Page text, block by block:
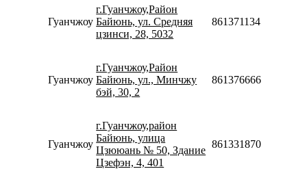
Гуанчжоу
г.Гуанчжоу,Район
Байюнь, ул. Средняя
цзинси, 28, 5032
8613711345915
Гуанчжоу
г.Гуанчжоу,Район
Байюнь, ул., Минчжу
бэй, 30, 2
8613766660203
Гуанчжоу
г.Гуанчжоу,район
Байюнь, улица
Цзююань № 50, Здание
Цзефэн, 4, 401
8613318706806